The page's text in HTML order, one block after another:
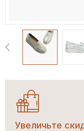
Увеличьте